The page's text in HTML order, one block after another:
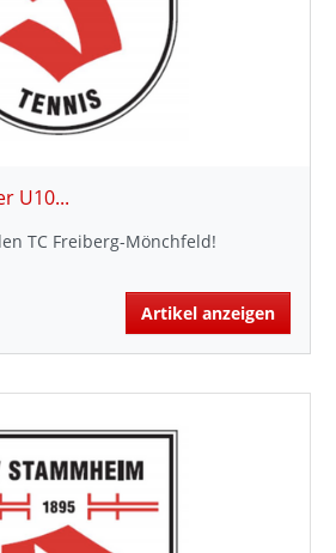
U10...
TC Freiberg-Mönchfeld!
Artikel anzeigen